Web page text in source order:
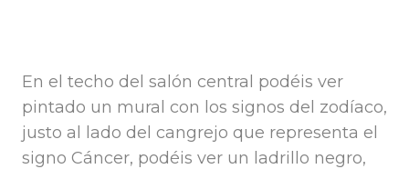
En el techo del salón central podéis ver
pintado un mural con los signos del zodíaco,
justo al lado del cangrejo que representa el
signo Cáncer, podéis ver un ladrillo negro,